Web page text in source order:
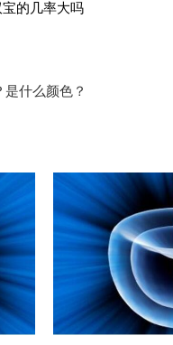
的几率大吗
什么颜色？